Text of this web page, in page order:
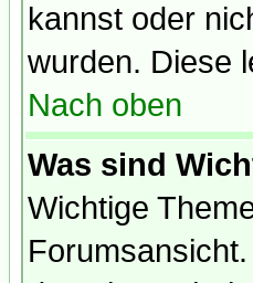
kannst oder
wurden. Diese
Nach oben
Was sind
Wichtige